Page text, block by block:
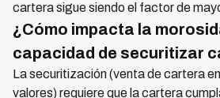
cartera sigue siendo el factor de
¿Cómo impacta la
capacidad de securitizar
La securitización (venta de cartera
valores) requiere que la cartera